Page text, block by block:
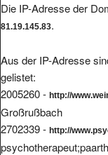
Die IP-Adresse der
81.19.145.83.
Aus der IP-Adresse
gelistet:
2005260 - http://
Großrußbach
2702339 - http://